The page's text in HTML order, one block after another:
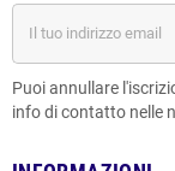
Puoi annullare
info di contatto nelle